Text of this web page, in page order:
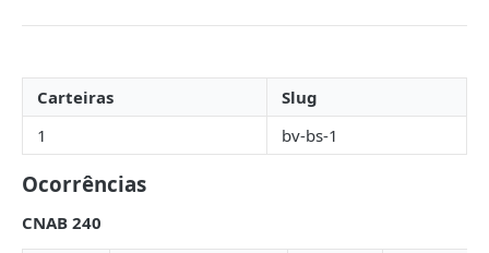
Permissões
Postman
ABC Brasil
Ailos
Arbi
Banco de Brasília
Carteiras
Slug
1
bv-bs-1
Ocorrências
CNAB 240